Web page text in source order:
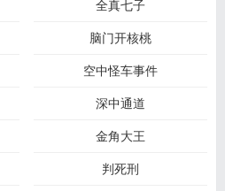
全真七子
脑门开核桃
空中怪车事件
深中通道
金角大王
判死刑